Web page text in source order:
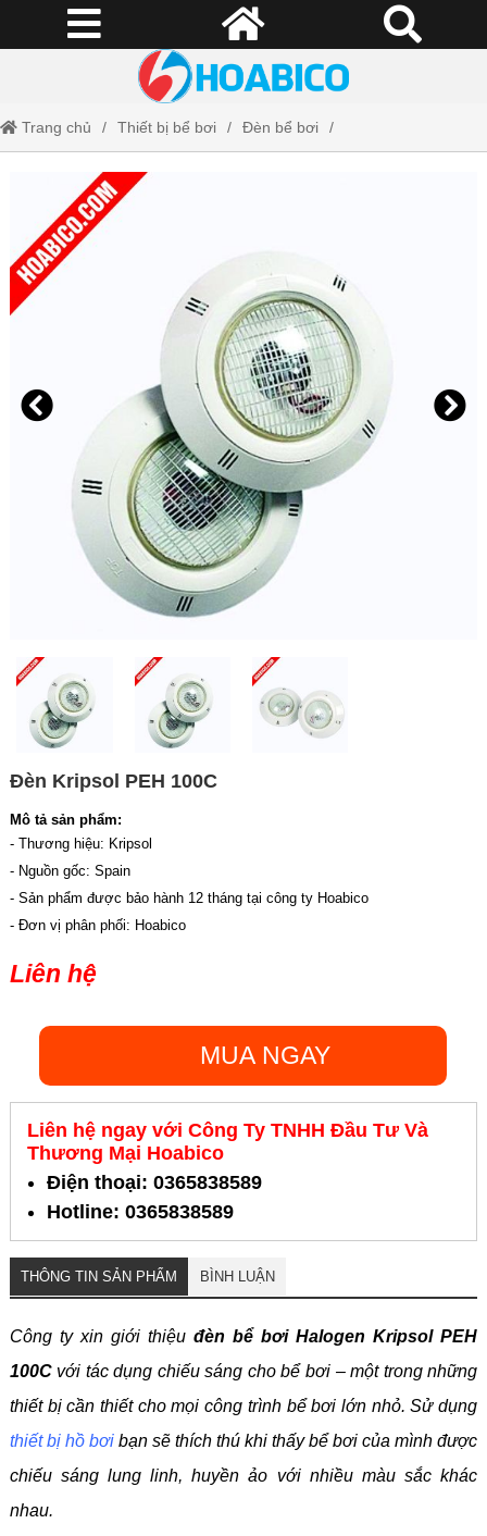
Trang chủ Thiết bị bể bơi Đèn bể bơi
Đèn Kripsol PEH 100C
Đèn Kripsol PEH 100C
Mô tả sản phẩm:
- Thương hiệu: Kripsol
- Nguồn gốc: Spain
- Sản phẩm được bảo hành 12 tháng tại công ty Hoabico
- Đơn vị phân phối: Hoabico
Liên hệ
MUA NGAY
Liên hệ ngay với Công Ty TNHH Đầu Tư Và
Thương Mại Hoabico
Điện thoại: 0365838589
Hotline: 0365838589
THÔNG TIN SẢN PHẨM BÌNH LUẬN
Công ty xin giới thiệu đèn bể bơi Halogen Kripsol PEH
100Cvới tác dụng chiếu sáng cho bể bơi – một trong những
thiết bị cần thiết cho mọi công trình bể bơi lớn nhỏ. Sử dụng
thiết bị hồ bơibạn sẽ thích thú khi thấy bể bơi của mình được
chiếu sáng lung linh, huyền ảo với nhiều màu sắc khác
nhau.